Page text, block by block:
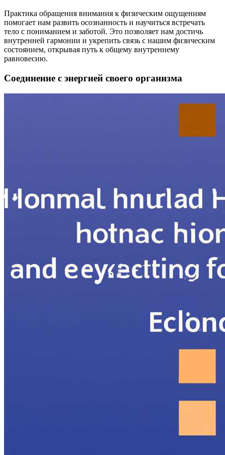
Практика обращения внимания к физическим ощущениям
помогает нам развить осознанность и научиться встречать
тело с пониманием и заботой. Это позволяет нам достичь
внутренней гармонии и укрепить связь с нашим физическим
состоянием, открывая путь к общему внутреннему
равновесию.
Соединение с энергией своего организма